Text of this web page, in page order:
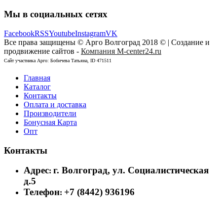
Мы в социальных сетях
FacebookRSSYoutubeInstagramVK
Все права защищены © Арго Волгоград 2018 © | Создание и
продвижение сайтов - Компания M-center24.ru
Сайт участника Арго: Бобичева Татьяна, ID 471511
Главная
Каталог
Контакты
Оплата и доставка
Производители
Бонусная Карта
Опт
Контакты
Адрес: г. Волгоград, ул. Социалистическая
д.5
Телефон: +7 (8442) 936196